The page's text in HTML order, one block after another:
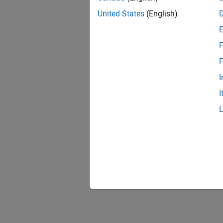
United States (English)